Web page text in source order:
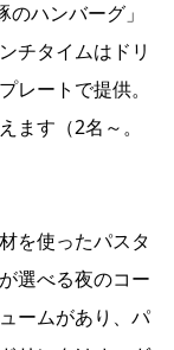
ハンバーグ」
チタイムはドリ
レートで提供。
ます（2名～。
を使ったパスタ
選べる夜のコー
ームがあり、パ